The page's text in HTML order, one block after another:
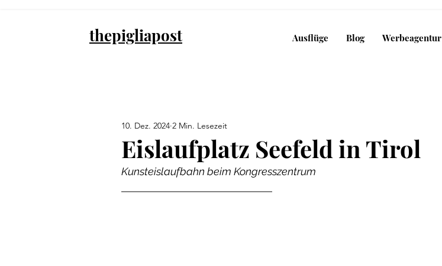
thepigliapost Ausflüge Blog Werbeagentur
Eislaufplatz Seefeld in Tirol
10. Dez. 2024 2 Min. Lesezeit
Kunsteislaufbahn beim Kongresszentrum